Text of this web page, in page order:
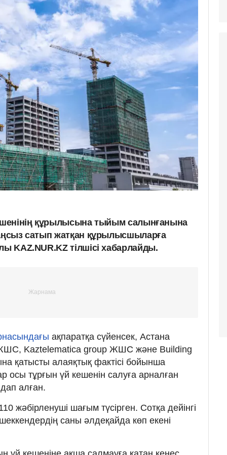
құрылысына тыйым салынғанына
сатып жатқан құрылысшыларға
KAZ.NUR.KZ тілшісі хабарлайды.
ақпаратқа сүйенсек, Астана
Kaztelematica group ЖШС және Building
қатысты алаяқтық фактісі бойынша
осы тұрғын үй кешенін салуға арналған
алған.
жәбірленуші шағым түсірген. Сотқа дейінгі
саны әлдеқайда көп екені